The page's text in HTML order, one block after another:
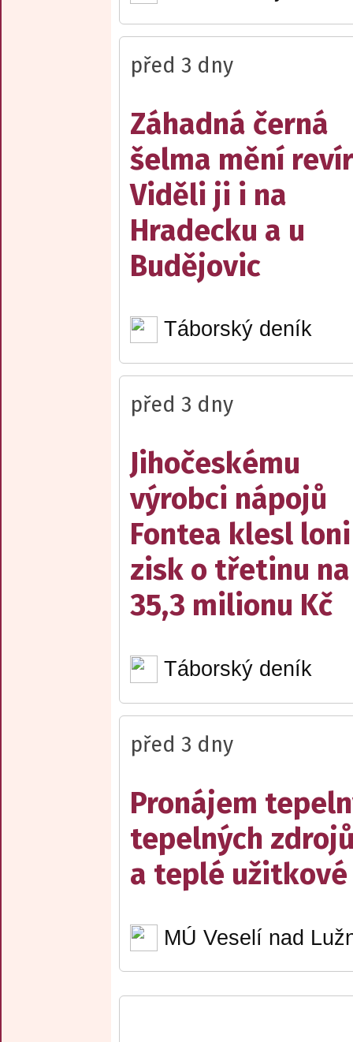
před 3 dny
Záhadná černá
šelma mění
Viděli ji i na
Hradecku a u
Budějovic
Táborský deník
před 3 dny
Jihočeskému
výrobci nápojů
Fontea klesl loni
zisk o třetinu na
35,3 milionu Kč
Táborský deník
před 3 dny
Pronájem
tepelných
a teplé užitkové
MÚ Veselí nad